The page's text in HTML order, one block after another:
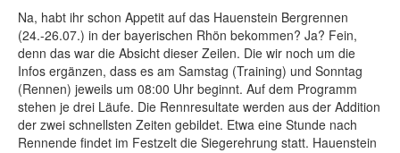
Na, habt ihr schon Appetit auf das Hauenstein Bergrennen
(24.-26.07.) in der bayerischen Rhön bekommen? Ja? Fein,
denn das war die Absicht dieser Zeilen. Die wir noch um die
Infos ergänzen, dass es am Samstag (Training) und Sonntag
(Rennen) jeweils um 08:00 Uhr beginnt. Auf dem Programm
stehen je drei Läufe. Die Rennresultate werden aus der Addition
der zwei schnellsten Zeiten gebildet. Etwa eine Stunde nach
Rennende findet im Festzelt die Siegerehrung statt. Hauenstein